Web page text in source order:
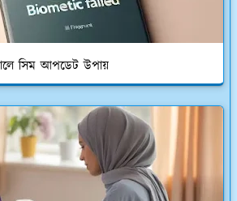
সিম আপডেট উপায়